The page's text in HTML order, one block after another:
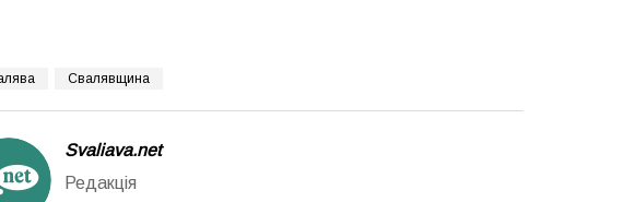
Свалявщина
Svaliava.net
Редакція